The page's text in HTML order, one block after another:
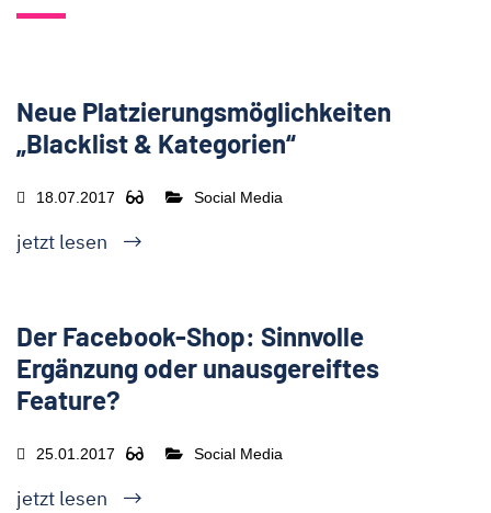
Neue Platzierungsmöglichkeiten
„Blacklist & Kategorien“
18.07.2017 Social Media
jetzt lesen
Der Facebook-Shop: Sinnvolle
Ergänzung oder unausgereiftes
Feature?
25.01.2017 Social Media
jetzt lesen